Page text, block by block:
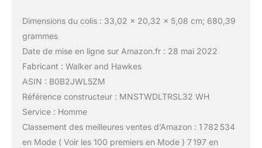
Dimensions du colis : 33,02 x 20,32 x 5,08 cm; 680,39
grammes
Date de mise en ligne sur Amazon.fr : 28 mai 2022
Fabricant : Walker and Hawkes
ASIN : B0B2JWL5ZM
Référence constructeur : MNSTWDLTRSL32 WH
Service : Homme
Classement des meilleures ventes d’Amazon : 1 782 534
en Mode ( Voir les 100 premiers en Mode ) 7 197 en